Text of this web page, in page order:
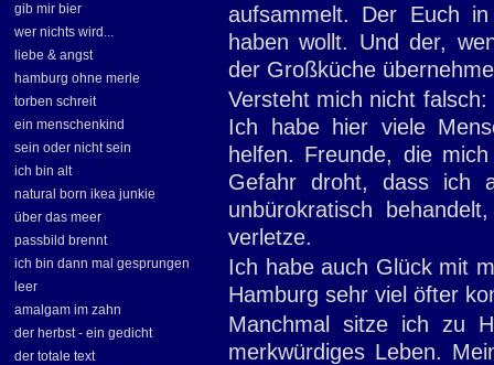
gib mir bier
wer nichts wird...
liebe & angst
hamburg ohne merle
torben schreit
ein menschenkind
sein oder nicht sein
ich bin alt
natural born ikea junkie
über das meer
passbild brennt
ich bin dann mal gesprungen
leer
amalgam im zahn
der herbst - ein gedicht
der totale text
aufsammelt. Der Euch
haben wollt. Und der,
der Großküche
Versteht mich nicht
Ich habe hier viele
helfen. Freunde, die
Gefahr droht, dass ich
unbürokratisch
verletze.
Ich habe auch Glück mit
Hamburg sehr viel öfter
Manchmal sitze ich zu
merkwürdiges Leben.